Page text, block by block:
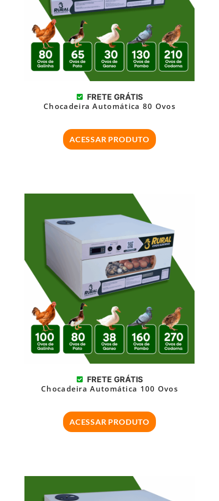
FRETE GRÁTIS
Chocadeira Automática 80 Ovos
ACESSAR PRODUTO
FRETE GRÁTIS
Chocadeira Automática 100 Ovos
ACESSAR PRODUTO